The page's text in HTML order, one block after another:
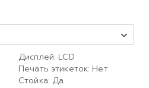
Дисплей: LCD
Печать этикеток: Нет
Стойка: Да